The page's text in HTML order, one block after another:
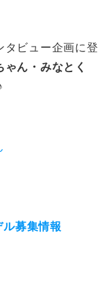
タビュー企画に登
ん・みなとく
ル募集情報